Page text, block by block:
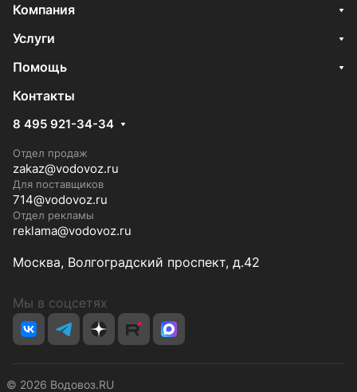
Компания
Услуги
Помощь
Контакты
8 495 921-34-34
Отдел продаж
zakaz@vodovoz.ru
Для поставщиков
714@vodovoz.ru
Отдел рекламы
reklama@vodovoz.ru
Москва, Волгоградский проспект, д.42
Мы в соцсетях
© 2026 Водовоз.RU